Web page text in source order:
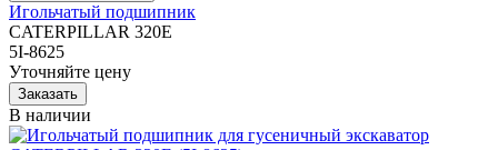
Игольчатый подшипник
CATERPILLAR 320E
5I-8625
Уточняйте цену
В наличии